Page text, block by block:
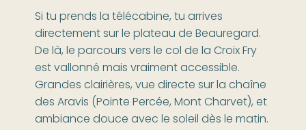
Si tu prends la télécabine, tu arrives
directement sur le plateau de Beauregard.
De là, le parcours vers le col de la Croix Fry
est vallonné mais vraiment accessible.
Grandes clairières, vue directe sur la chaîne
des Aravis (Pointe Percée, Mont Charvet), et
ambiance douce avec le soleil dès le matin.